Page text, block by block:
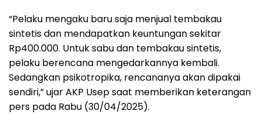
“Pelaku mengaku baru saja menjual tembakau
sintetis dan mendapatkan keuntungan sekitar
Rp400.000. Untuk sabu dan tembakau sintetis,
pelaku berencana mengedarkannya kembali.
Sedangkan psikotropika, rencananya akan dipakai
sendiri,” ujar AKP Usep saat memberikan keterangan
pers pada Rabu (30/04/2025).